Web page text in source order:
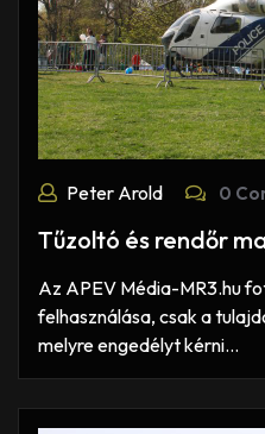
Peter Arold 0
Tűzoltó és rendőr
Az APEV Média-MR3.hu
felhasználása, csak a
melyre engedélyt kérni…